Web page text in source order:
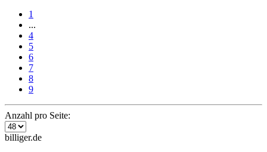
1
...
4
5
6
7
8
9
Anzahl pro Seite:
billiger.de